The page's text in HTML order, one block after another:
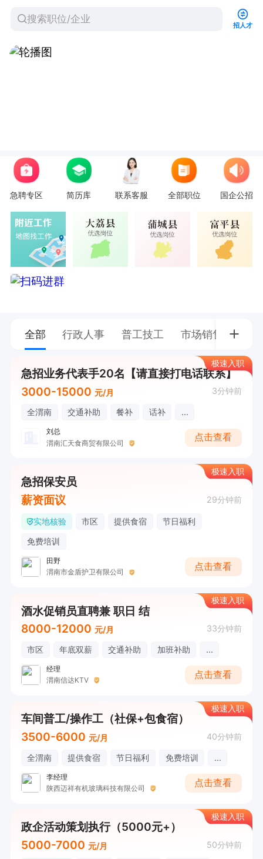
招人才
急聘专区 简历库 联系客服 全部职位 国企公招
全部 行政人事 普工技工 市场销售
极速入职
急招业务代表手20名【请直接打电话联系】
3000-15000 元/月 3分钟前
全渭南 交通补助 餐补 话补 ...
刘总
渭南汇天食商贸有限公司
点击查看
极速入职
急招保安员
薪资面议
29分钟前
实地核验 市区 提供食宿
节日福利
免费培训
田野
渭南市金盾护卫有限公司
点击查看
极速入职
酒水促销员直聘兼 职日 结
8000-12000 元/月 33分钟前
市区 年底双薪 交通补助 加班补助 ...
经理
渭南信达KTV
点击查看
极速入职
车间普工/操作工（社保+包食宿）
3500-6000 元/月 40分钟前
全渭南 提供食宿 节日福利 免费培训 ...
李经理
陕西迈祥有机玻璃科技有限公司
点击查看
极速入职
政企活动策划执行（5000元+）
5000-7000 元/月 50分钟前